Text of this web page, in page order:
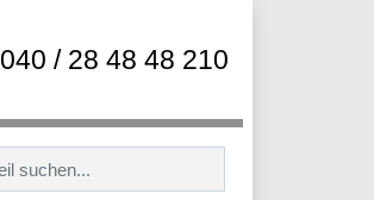
040 / 28 48 48 210